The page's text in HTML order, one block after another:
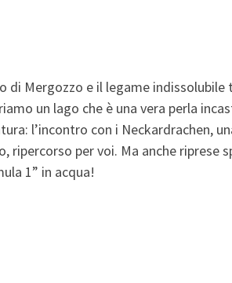
di Mergozzo e il legame
un lago che è una vera perla
l’incontro con i Neckardrachen,
ripercorso per voi. Ma anche
1” in acqua!